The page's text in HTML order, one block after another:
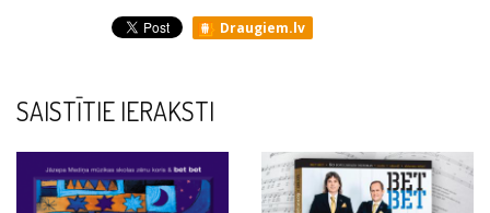
Draugiem.lv
SAISTĪTIE IERAKSTI